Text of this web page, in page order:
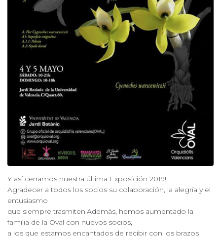
Y así cerramos nuestra última Exposición 2019!!
Agradecer a todos los socios su colaboración, la alegría y el
entusiasmo
que siempre trasmiten.Además, hemos aumentado la
familia de la Oval con nuevos socios,
a los que estamos encantados de recibir con los brazos